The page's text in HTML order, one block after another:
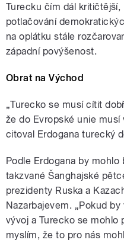
Turecku čím dál kritičtější,
potlačování
na oplátku stále
západní povýšenost.
Obrat na Východ
„Turecko se musí cítit
že do Evropské unie
citoval Erdogana turecký
Podle Erdogana by
takzvané Šanghajské
prezidenty Ruska a
Nazarbajevem. „Pokud
vývoj a Turecko se mohlo
myslím, že to pro nás